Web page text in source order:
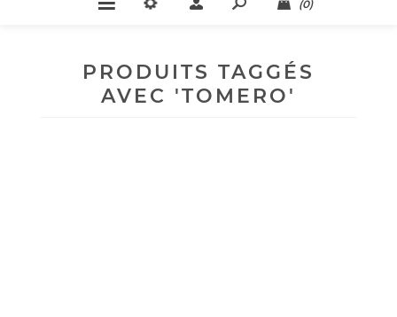
(0)
PRODUITS TAGGÉS
AVEC 'TOMERO'